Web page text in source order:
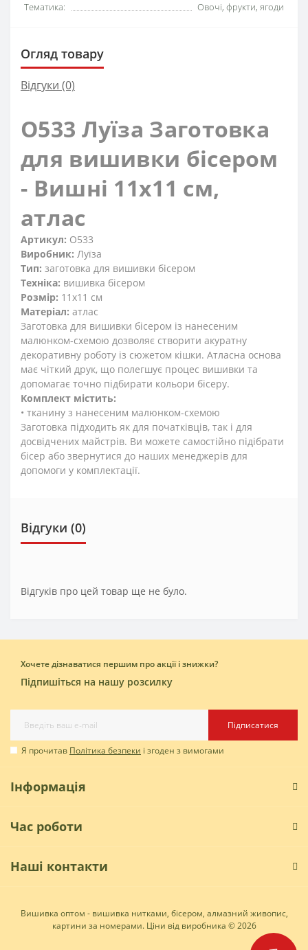
Тематика:
Овочі, фрукти, ягоди
Огляд товару
Відгуки (0)
O533 Луїза Заготовка
для вишивки бісером
- Вишні 11x11 см,
атлас
Артикул: O533
Виробник: Луїза
Тип: заготовка для вишивки бісером
Техніка: вишивка бісером
Розмір: 11x11 см
Матеріал: атлас
Заготовка для вишивки бісером із нанесеним
малюнком-схемою дозволяє створити акуратну
декоративну роботу із сюжетом кішки. Атласна основа
має чіткий друк, що полегшує процес вишивки та
допомагає точно підбирати кольори бісеру.
Комплект містить:
• тканину з нанесеним малюнком-схемою
Заготовка підходить як для початківців, так і для
досвідчених майстрів. Ви можете самостійно підібрати
бісер або звернутися до наших менеджерів для
допомоги у комплектації.
Відгуки (0)
Відгуків про цей товар ще не було.
Хочете дізнаватися першим про акції і знижки?
Підпишіться на нашу розсилку
Підписатися
Я прочитав Політика безпеки і згоден з вимогами
Інформація
Час роботи
Наші контакти
Вишивка оптом - вишивка нитками, бісером, алмазний живопис,
картини за номерами. Ціни від виробника © 2026